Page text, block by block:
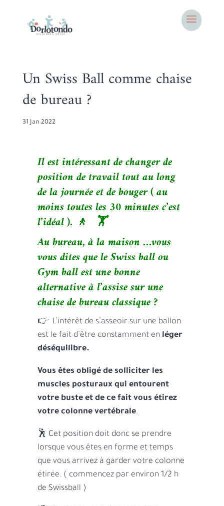
Un Swiss Ball comme chaise
de bureau ?
31 Jan 2022
Il est intéressant de changer de
position de travail tout au long
de la journée et de bouger ( au
moins toutes les 30 minutes c’est
l’idéal ). 🚶‍ 🏋️‍
Au bureau, à la maison …vous
vous dites que le Swiss ball ou
Gym ball est une bonne
alternative à l’assise sur une
chaise de bureau classique ?
👉 L’intérêt de s’asseoir sur une ballon
est le fait d’être constamment en léger
déséquilibre.
Vous êtes obligé de solliciter les
muscles posturaux qui entourent
votre buste et de ce fait vous étirez
votre colonne vertébrale.
🕺 Cet position doit donc se prendre
lorsque vous êtes en forme et temps
que vous arrivez à garder votre colonne
étirée. ( commencez par environ 1/2 h
de Swissball )